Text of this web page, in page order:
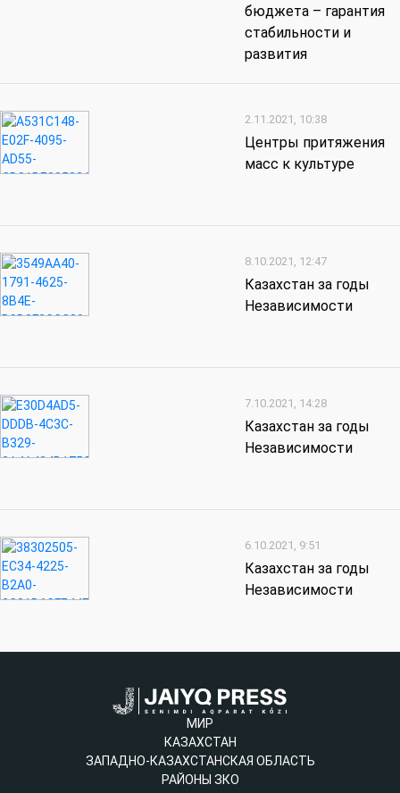
бюджета – гарантия
стабильности и
развития
2.11.2021, 10:38
Центры притяжения
масс к культуре
8.10.2021, 12:47
Казахстан за годы
Независимости
7.10.2021, 14:28
Казахстан за годы
Независимости
6.10.2021, 9:51
Казахстан за годы
Независимости
МИР
КАЗАХСТАН
ЗАПАДНО-КАЗАХСТАНСКАЯ ОБЛАСТЬ
РАЙОНЫ ЗКО